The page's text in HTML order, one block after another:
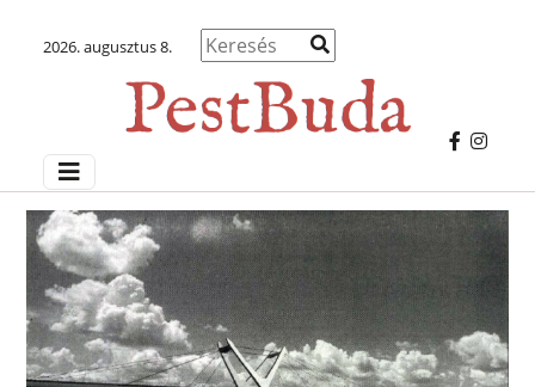
2026. augusztus 8.